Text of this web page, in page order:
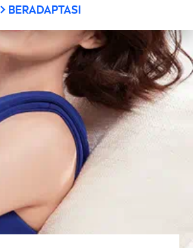
BERADAPTASI